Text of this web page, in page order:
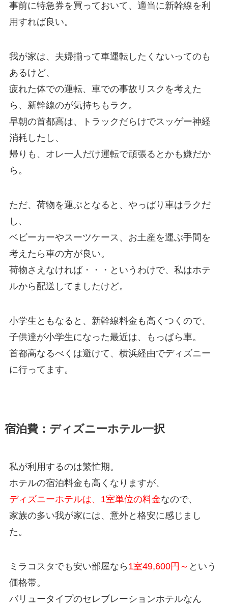
事前に特急券を買っておいて、適当に新幹線を利
用すれば良い。
我が家は、夫婦揃って車運転したくないってのも
あるけど、
疲れた体での運転、車での事故リスクを考えた
ら、新幹線のが気持ちもラク。
早朝の首都高は、トラックだらけでスッゲー神経
消耗したし、
帰りも、オレ一人だけ運転で頑張るとかも嫌だか
ら。
ただ、荷物を運ぶとなると、やっぱり車はラクだ
し、
ベビーカーやスーツケース、お土産を運ぶ手間を
考えたら車の方が良い。
荷物さえなければ・・・というわけで、私はホテ
ルから配送してましたけど。
小学生ともなると、新幹線料金も高くつくので、
子供達が小学生になった最近は、もっぱら車。
首都高なるべくは避けて、横浜経由でディズニー
に行ってます。
宿泊費：ディズニーホテル一択
私が利用するのは繁忙期。
ホテルの宿泊料金も高くなりますが、
ディズニーホテルは、1室単位の料金なので、
家族の多い我が家には、意外と格安に感じまし
た。
ミラコスタでも安い部屋なら 1室49,600円～ という
価格帯。
バリュータイプのセレブレーションホテルなん